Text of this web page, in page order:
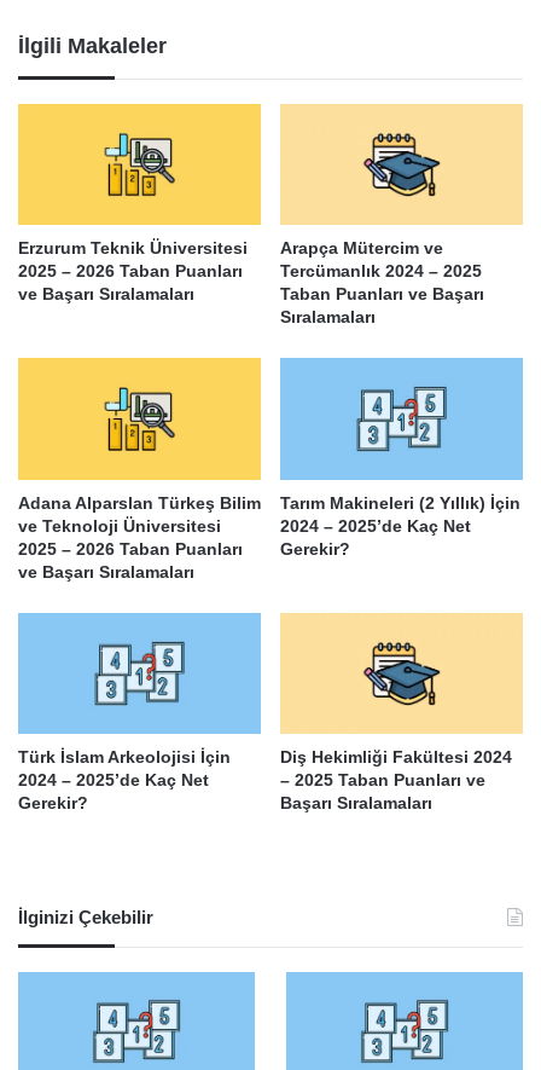
İlgili Makaleler
Erzurum Teknik Üniversitesi
2025 – 2026 Taban Puanları
ve Başarı Sıralamaları
Arapça Mütercim ve
Tercümanlık 2024 – 2025
Taban Puanları ve Başarı
Sıralamaları
Adana Alparslan Türkeş Bilim
ve Teknoloji Üniversitesi
2025 – 2026 Taban Puanları
ve Başarı Sıralamaları
Tarım Makineleri (2 Yıllık) İçin
2024 – 2025’de Kaç Net
Gerekir?
Türk İslam Arkeolojisi İçin
2024 – 2025’de Kaç Net
Gerekir?
Diş Hekimliği Fakültesi 2024
– 2025 Taban Puanları ve
Başarı Sıralamaları
İlginizi Çekebilir